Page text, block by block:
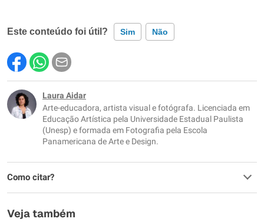
Este conteúdo foi útil? Sim Não
Este conteúdo contém informação incorreta
Este conteúdo não tem a informação que procuro
Outro
Laura Aidar
Arte-educadora, artista visual e fotógrafa. Licenciada em
Educação Artística pela Universidade Estadual Paulista
(Unesp) e formada em Fotografia pela Escola
Panamericana de Arte e Design.
Como citar?
Veja também